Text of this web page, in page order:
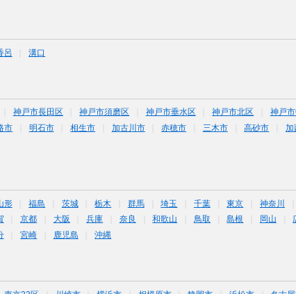
呂 溝口
神戸市長田区 神戸市須磨区 神戸市垂水区 神戸市北区 神戸
市
明石市 相生市 加古川市 赤穂市 三木市 高砂市 加
形 福島 茨城 栃木 群馬 埼玉 千葉 東京 神奈川
京都 大阪 兵庫 奈良 和歌山 鳥取 島根 岡山
宮崎 鹿児島 沖縄